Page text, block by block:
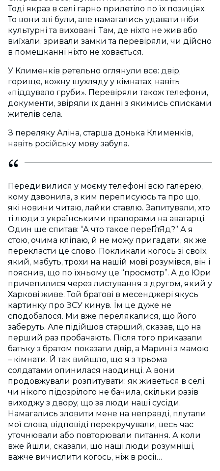
Тоді якраз в селі гарно прилетіло по їх позиціях.
То вони злі були, але намагались удавати ніби
культурні та виховані. Там, де ніхто не жив або
виїхали, зривали замки та перевіряли, чи дійсно
в помешканні ніхто не ховається.
У Клименків ретельно оглянули все: двір,
горище, кожну шухляду у кімнатах, навіть
«піддувало груби». Перевіряли також телефони,
документи, звіряли їх данні з якимись списками
жителів села.
З переляку Аліна, старша донька Клименків,
навіть російську мову забула.
Передивилися у моєму телефоні всю галерею,
кому дзвонила, з ким переписуюсь та про що,
які новини читаю, лайки ставлю. Запитували, хто
ті люди з українськими прапорами на аватарці.
Один ще спитав: “А что такое переҐлЯд?” А я
стою, очима кліпаю, й не можу пригадати, як же
перекласти це слово. Покликали когось зі своїх,
який, мабуть, трохи на нашій мові розумівся, він і
пояснив, що по їхньому це “просмотр”. А до Юри
причепилися через листування з другом, який у
Харкові живе. Той братові в месенджері якусь
картинку про ЗСУ кинув. Їм це дуже не
сподобалося. Ми вже перелякалися, що його
заберуть. Але підійшов старший, сказав, що на
перший раз пробачають. Після того приказали
батьку з братом показати двір, а Марині з мамою
– кімнати. Й так вийшло, що я з трьома
солдатами опинилася наодинці. А вони
продовжували розпитувати: як живеться в селі,
чи нікого підозрілого не бачила, скільки разів
виходжу з двору, що за люди наші сусіди.
Намагались зловити мене на неправді, плутали
мої слова, відповіді перекручували, весь час
уточнювали або повторювали питання. А коли
вже йшли, сказали, що наші люди розумніші,
важче вичислити когось, ніж в росії…